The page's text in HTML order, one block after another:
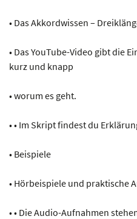
• Das Akkordwissen –
• Das YouTube-Video gibt die
kurz und knapp
• worum es geht.
• • Im Skript findest du
• Beispiele
• Hörbeispiele und praktische
• • Die Audio-Aufnahmen